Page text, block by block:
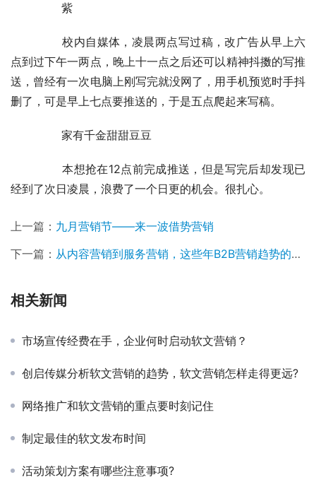
	　　紫
点到过下午一两点，晚上十一点之后还可以精神抖擞的写推
送，曾经有一次电脑上刚写完就没网了，用手机预览时手抖
删了，可是早上七点要推送的，于是五点爬起来写稿。
	　　家有千金甜甜豆豆
经到了次日凌晨，浪费了一个日更的机会。很扎心。
上一篇： 九月营销节——来一波借势营销
下一篇： 从内容营销到服务营销，这些年B2B营销趋势的转变
相关新闻
市场宣传经费在手，企业何时启动软文营销？
创启传媒分析软文营销的趋势，软文营销怎样走得更远?
网络推广和软文营销的重点要时刻记住
制定最佳的软文发布时间
活动策划方案有哪些注意事项?